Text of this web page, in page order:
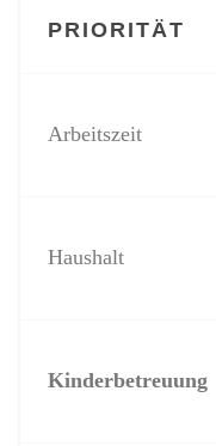
PRIORITÄT
Arbeitszeit
Haushalt
Kinderbetreuung